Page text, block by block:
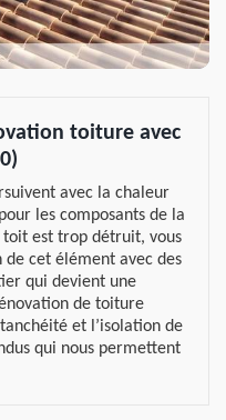
toiture avec
avec la chaleur
les composants de la
est trop détruit, vous
cet élément avec des
qui devient une
de toiture
et l’isolation de
qui nous permettent